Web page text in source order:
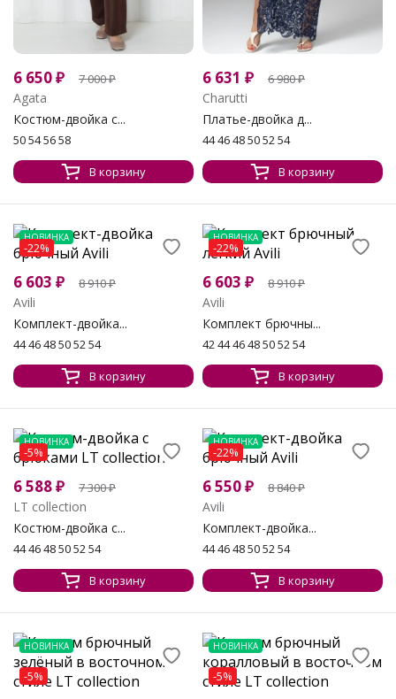
6 650₽ 7 000₽
Agata
Костюм-двойка с...
50 54 56 58
В корзину
6 631 ₽ 6 980₽
Charutti
Платье-двойка д...
44 46 48 50 52 54
В корзину
НОВИНКА
-22%
6 603 ₽ 8 910₽
Avili
Комплект-двойка...
44 46 48 50 52 54
В корзину
НОВИНКА
-22%
6 603 ₽ 8 910₽
Avili
Комплект брючны...
42 44 46 48 50 52 54
В корзину
НОВИНКА
-5%
6 588₽ 7 300₽
LT collection
Костюм-двойка с...
44 46 48 50 52 54
В корзину
НОВИНКА
-22%
6 550₽ 8 840₽
Avili
Комплект-двойка...
44 46 48 50 52 54
В корзину
НОВИНКА
-5%
НОВИНКА
-5%